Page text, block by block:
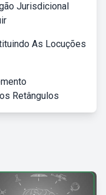
Jurisdicional
As Locuções
Retângulos